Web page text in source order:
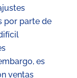
por parte de
es
ventas